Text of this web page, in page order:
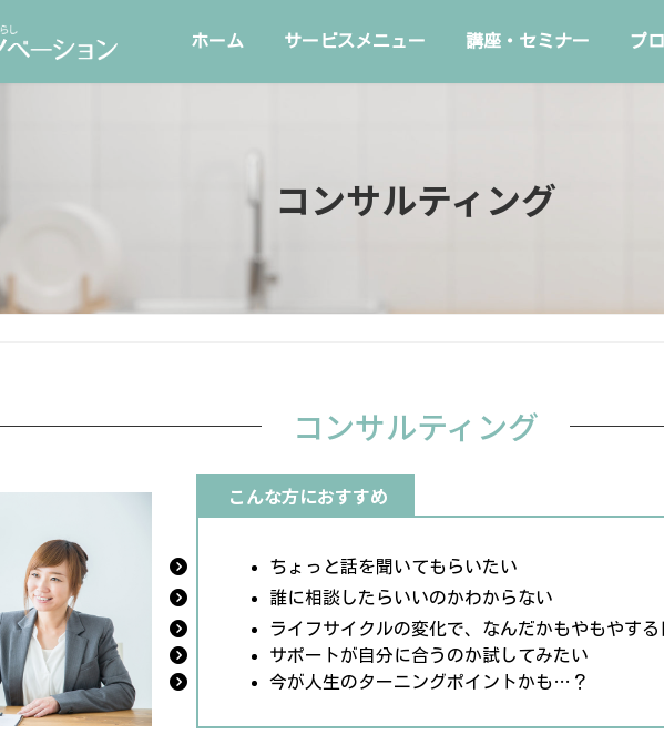
ホーム サービスメニュー 講座・セミナー プ
コンサルティング
コンサルティング
こんな方におすすめ
ちょっと話を聞いてもらいたい
誰に相談したらいいのかわからない
ライフサイクルの変化で、なんだかもやもやする
サポートが自分に合うのか試してみたい
今が人生のターニングポイントかも…？